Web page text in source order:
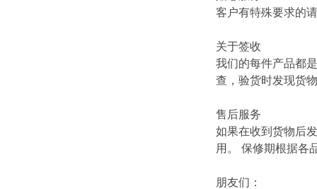
客户有特殊要求的
关于签收
我们的每件产品都
查，验货时发现货
售后服务
如果在收到货物后
用。 保修期根据各
朋友们：